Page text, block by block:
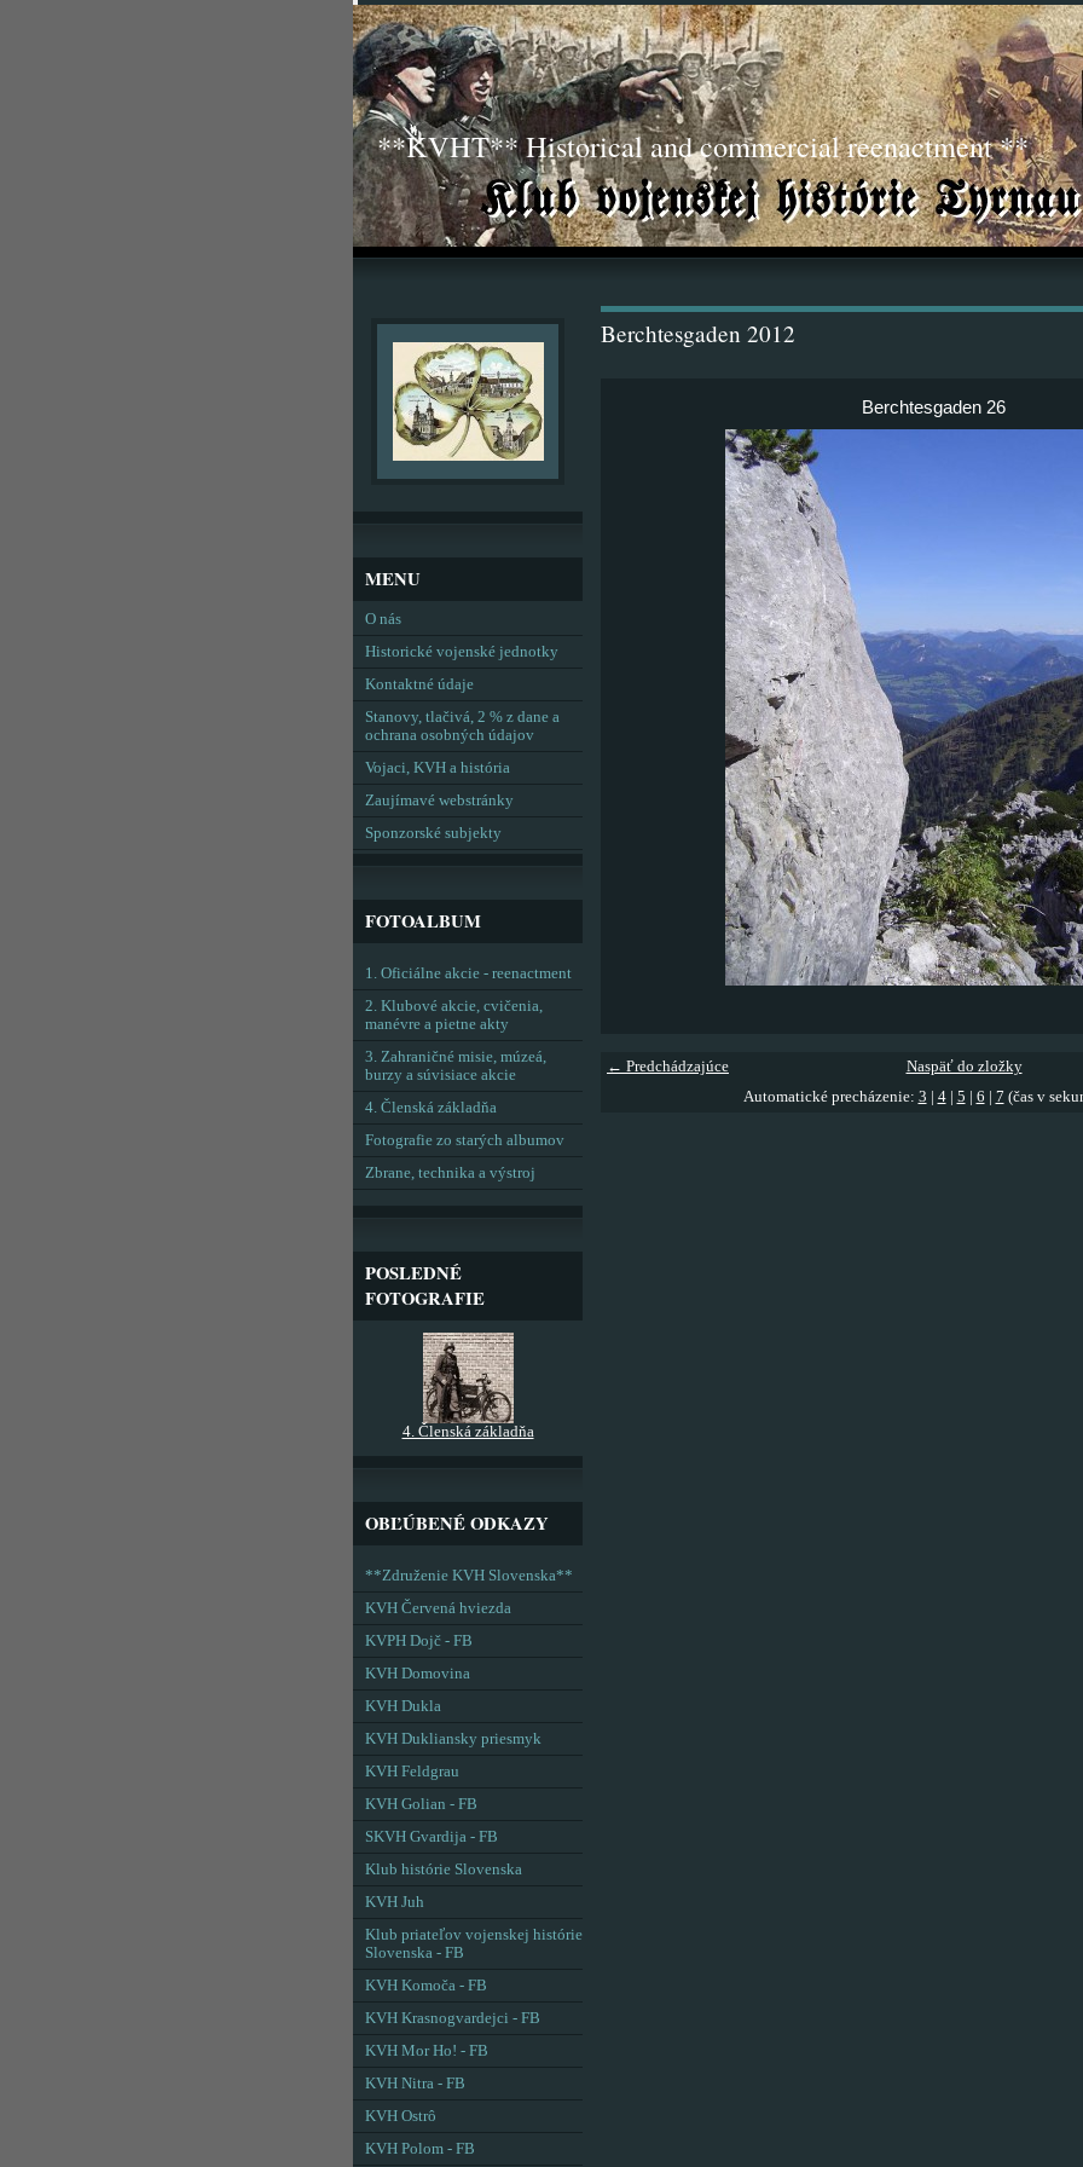
**KVHT** Historical and commercial reenactment **
Berchtesgaden 2012
Berchtesgaden 26
← Predchádzajúce
Naspäť do zložky
Automatické precházenie: 3 4| 5 6 7 (čas v
MENU
O nás
Historické vojenské jednotky
Kontaktné údaje
Stanovy, tlačivá, 2 % z dane a
ochrana osobných údajov
Vojaci, KVH a história
Zaujímavé webstránky
Sponzorské subjekty
FOTOALBUM
1. Oficiálne akcie - reenactment
2. Klubové akcie, cvičenia,
manévre a pietne akty
3. Zahraničné misie, múzeá,
burzy a súvisiace akcie
4. Členská základňa
Fotografie zo starých albumov
Zbrane, technika a výstroj
POSLEDNÉ
FOTOGRAFIE
4. Členská základňa
OBĽÚBENÉ ODKAZY
**Združenie KVH Slovenska**
KVH Červená hviezda
KVPH Dojč - FB
KVH Domovina
KVH Dukla
KVH Dukliansky priesmyk
KVH Feldgrau
KVH Golian - FB
SKVH Gvardija - FB
Klub histórie Slovenska
KVH Juh
Klub priateľov vojenskej histórie
Slovenska - FB
KVH Komoča - FB
KVH Krasnogvardejci - FB
KVH Mor Ho! - FB
KVH Nitra - FB
KVH Ostrô
KVH Polom - FB